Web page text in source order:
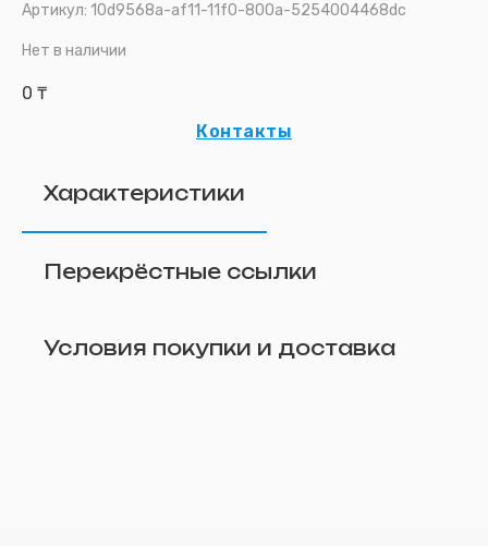
Артикул: 10d9568a-af11-11f0-800a-5254004468dc
Нет в наличии
0 ₸
Контакты
Характеристики
Перекрёстные ссылки
Условия покупки и доставка